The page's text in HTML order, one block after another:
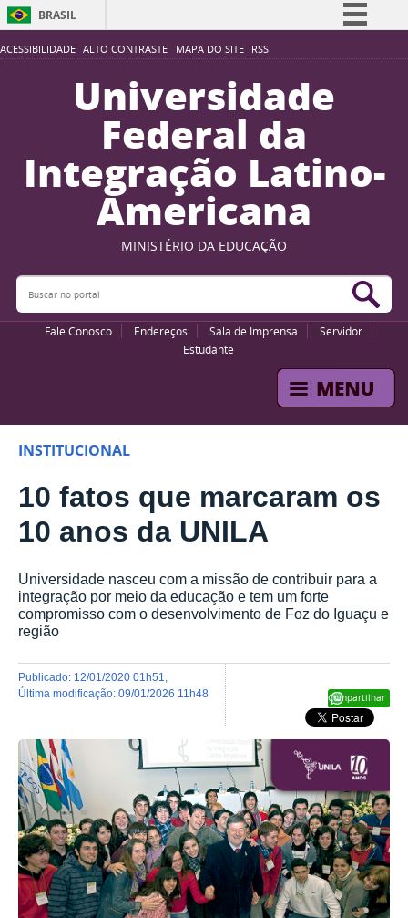
ACESSIBILIDADE ALTO CONTRASTE MAPA DO SITE RSS
BRASIL
Simplifique!
Participe
Acesso à informação
Legislação
Canais
Universidade
Federal da
Integração Latino-
Americana
MINISTÉRIO DA EDUCAÇÃO
Buscar no portal
Fale Conosco Endereços Sala de Imprensa
Servidor
Estudante
INSTITUCIONAL
10 fatos que marcaram os
10 anos da UNILA
Universidade nasceu com a missão de contribuir para a
integração por meio da educação e tem um forte
compromisso com o desenvolvimento de Foz do Iguaçu e
região
Compartilhar
publicado: 12/01/2020 01h51
última modificação: 09/01/2026 11h48